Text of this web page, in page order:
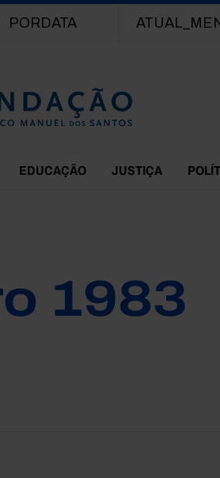
PORDATA
EDUCAÇÃO JUSTIÇA
1983